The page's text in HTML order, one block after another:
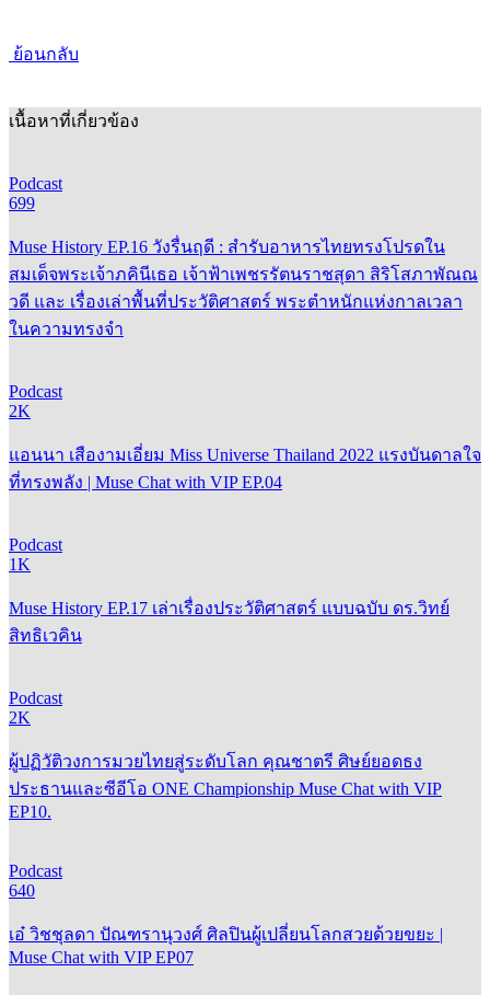
ย้อนกลับ
เนื้อหาที่เกี่ยวข้อง
Podcast
699
Muse History EP.16 วังรื่นฤดี : สำรับอาหารไทยทรงโปรดใน
สมเด็จพระเจ้าภคินีเธอ เจ้าฟ้าเพชรรัตนราชสุดา สิริโสภาพัณณ
วดี และ เรื่องเล่าพื้นที่ประวัติศาสตร์ พระตำหนักแห่งกาลเวลา
ในความทรงจำ
Podcast
2K
แอนนา เสืองามเอี่ยม Miss Universe Thailand 2022 แรงบันดาลใจ
ที่ทรงพลัง | Muse Chat with VIP EP.04
Podcast
1K
Muse History EP.17 เล่าเรื่องประวัติศาสตร์ แบบฉบับ ดร.วิทย์
สิทธิเวคิน
Podcast
2K
ผู้ปฏิวัติวงการมวยไทยสู่ระดับโลก คุณชาตรี ศิษย์ยอดธง
ประธานและซีอีโอ ONE Championship Muse Chat with VIP
EP10.
Podcast
640
เอ๋ วิชชุลดา ปัณฑรานุวงศ์ ศิลปินผู้เปลี่ยนโลกสวยด้วยขยะ |
Muse Chat with VIP EP07